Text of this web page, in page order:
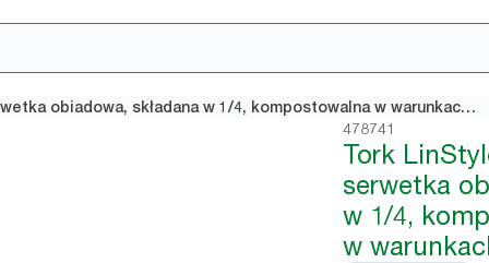
Tork LinStyle® szampańska serwetka obiadowa, składana w 1/4, kompostowalna w warunkach przemysłowych
478741
Tork
serwetka
w 1/4,
w